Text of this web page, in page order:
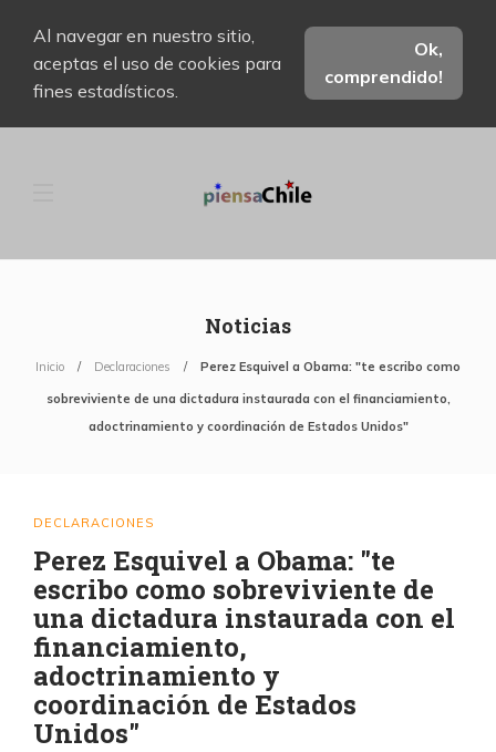
Al navegar en nuestro sitio,
aceptas el uso de cookies para
fines estadísticos.
Ok,
comprendido!
Noticias
Inicio Declaraciones Perez Esquivel a Obama: "te escribo como
sobreviviente de una dictadura instaurada con el financiamiento,
adoctrinamiento y coordinación de Estados Unidos"
DECLARACIONES
Perez Esquivel a Obama: "te
escribo como sobreviviente de
una dictadura instaurada con el
financiamiento,
adoctrinamiento y
coordinación de Estados
Unidos"